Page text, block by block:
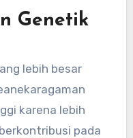
Genetik
lebih besar
karena lebih
pada